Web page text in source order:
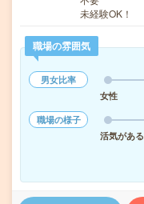
未経験OK！
職場の雰囲気
男女比率
女性
職場の様子
活気がある